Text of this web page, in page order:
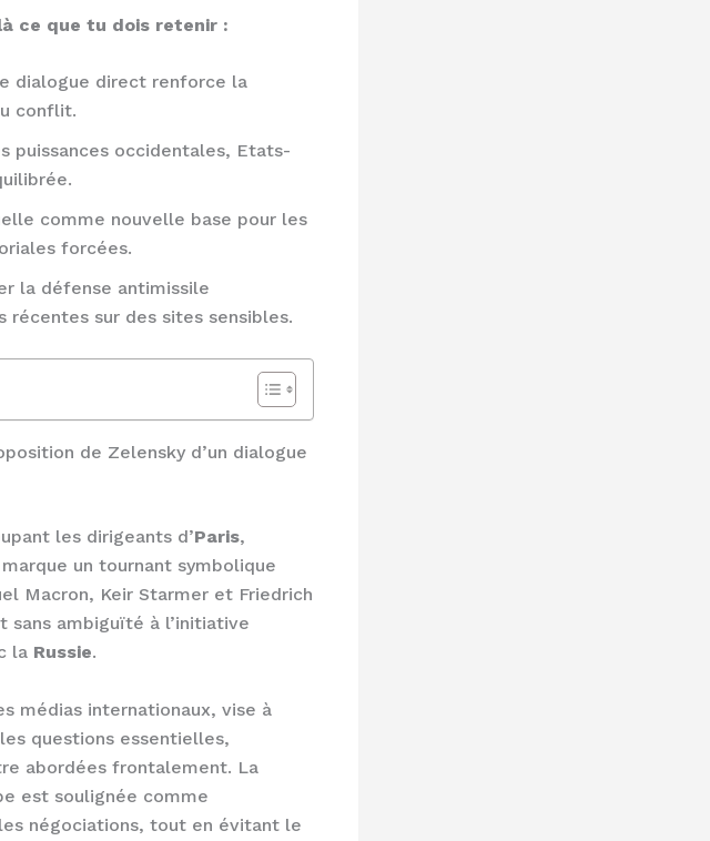
ce que tu dois retenir :
dialogue direct renforce la
conflit.
puissances occidentales, Etats-
comme nouvelle base pour les
forcées.
la défense antimissile
sur des sites sensibles.
de Zelensky d’un dialogue
les dirigeants d’Paris,
un tournant symbolique
Macron, Keir Starmer et Friedrich
ambiguïté à l’initiative
la Russie.
médias internationaux, vise à
questions essentielles,
abordées frontalement. La
est soulignée comme
négociations, tout en évitant le